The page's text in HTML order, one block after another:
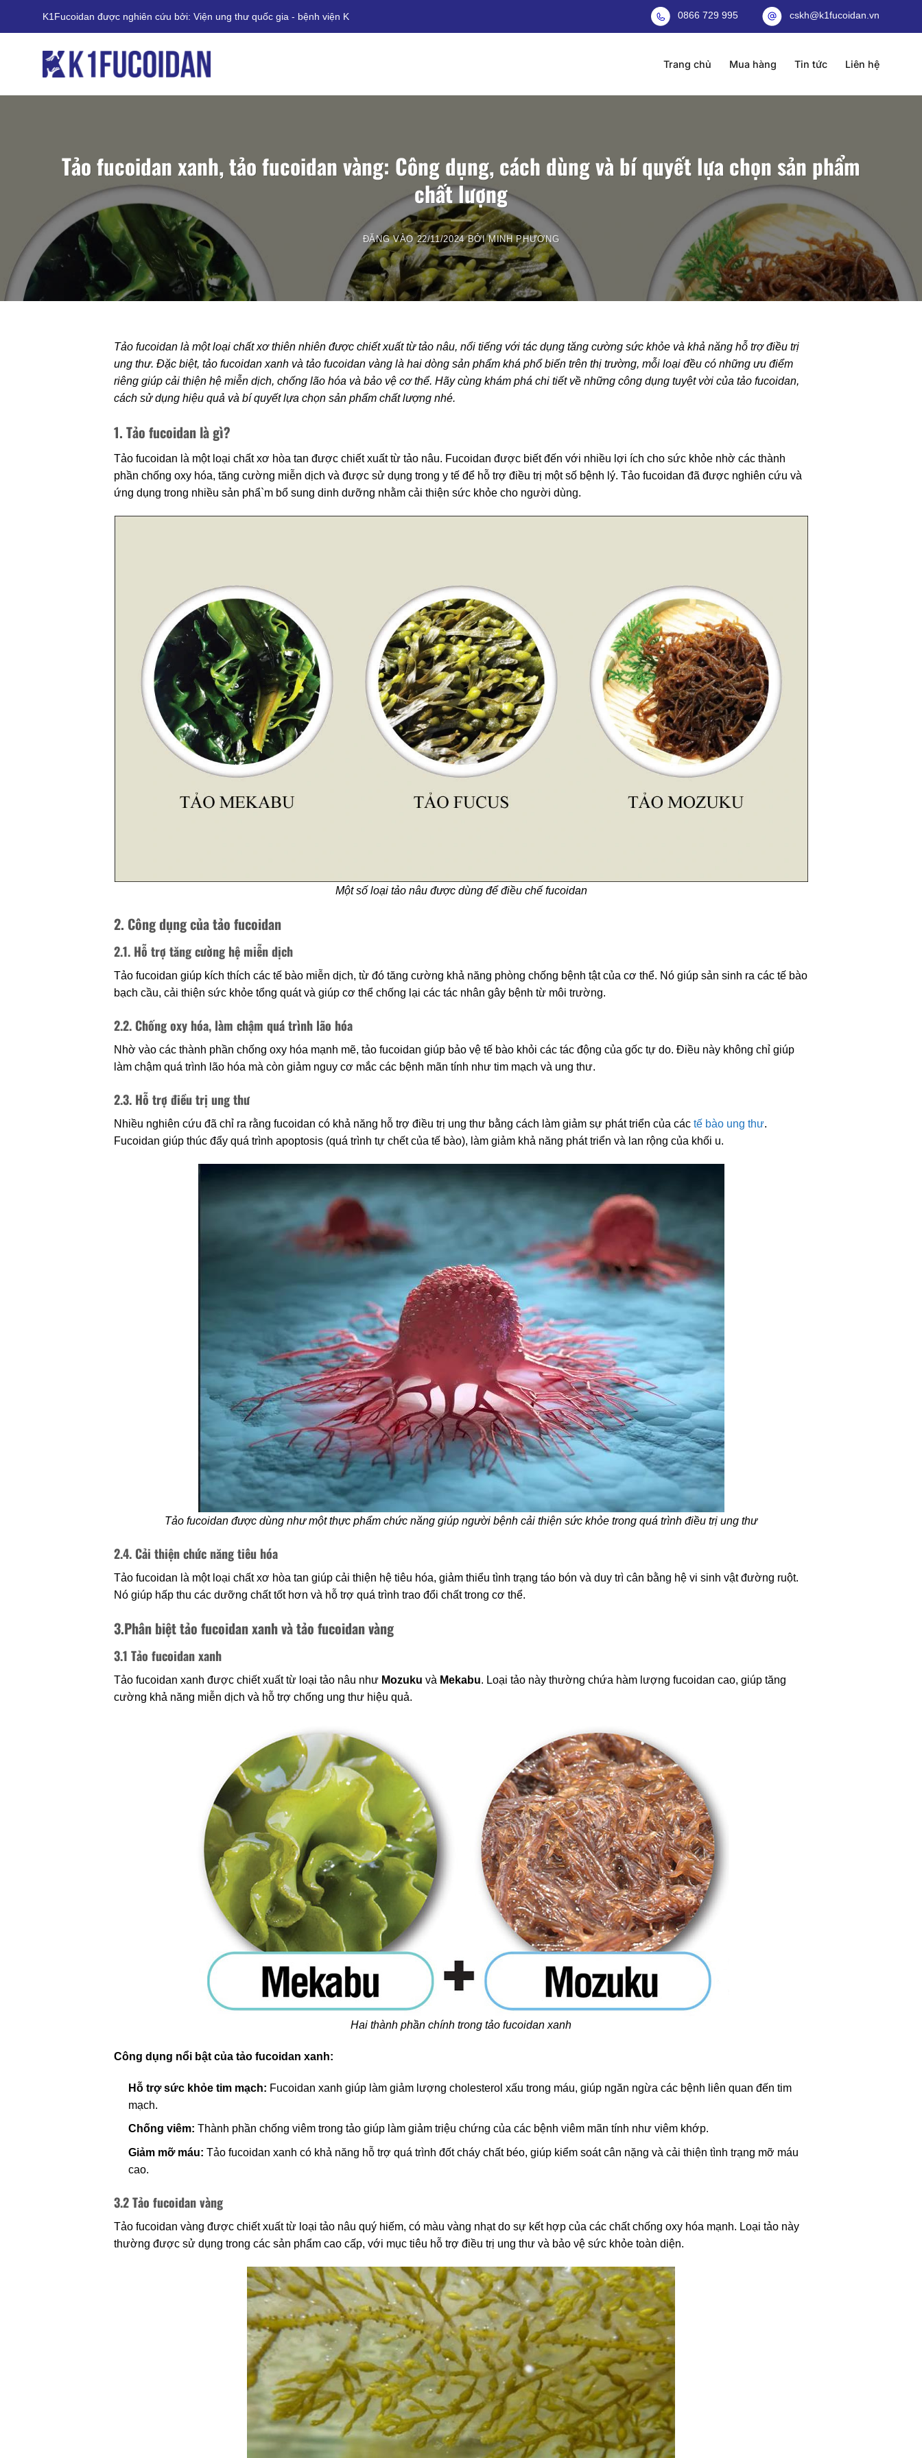
K1Fucoidan được nghiên cứu bởi: Viện ung thư quốc gia - bệnh viện K 0866 729 995 cskh@k1fucoidan.vn
Trang chủ Mua hàng Tin tức Liên hệ
Tảo fucoidan xanh, tảo fucoidan vàng: Công dụng, cách dùng và bí quyết lựa chọn sản phẩm
chất lượng
ĐĂNG VÀO22/11/2024 BỞIMINH PHƯƠNG
Tảo fucoidan là một loại chất xơ thiên nhiên được chiết xuất từ tảo nâu, nổi tiếng với tác dụng tăng cường sức khỏe và khả năng hỗ trợ điều trị
ung thư. Đặc biệt, tảo fucoidan xanh và tảo fucoidan vàng là hai dòng sản phẩm khá phổ biến trên thị trường, mỗi loại đều có những ưu điểm
riêng giúp cải thiện hệ miễn dịch, chống lão hóa và bảo vệ cơ thể. Hãy cùng khám phá chi tiết về những công dụng tuyệt vời của tảo fucoidan,
cách sử dụng hiệu quả và bí quyết lựa chọn sản phẩm chất lượng nhé.
1. Tảo fucoidan là gì?
Tảo fucoidan là một loại chất xơ hòa tan được chiết xuất từ tảo nâu. Fucoidan được biết đến với nhiều lợi ích cho sức khỏe nhờ các thành
phần chống oxy hóa, tăng cường miễn dịch và được sử dụng trong y tế để hỗ trợ điều trị một số bệnh lý. Tảo fucoidan đã được nghiên cứu và
ứng dụng trong nhiều sản phẩ`m bổ sung dinh dưỡng nhằm cải thiện sức khỏe cho người dùng.
Một số loại tảo nâu được dùng để điều chế fucoidan
2. Công dụng của tảo fucoidan
2.1. Hỗ trợ tăng cường hệ miễn dịch
Tảo fucoidan giúp kích thích các tế bào miễn dịch, từ đó tăng cường khả năng phòng chống bệnh tật của cơ thể. Nó giúp sản sinh ra các tế bào
bạch cầu, cải thiện sức khỏe tổng quát và giúp cơ thể chống lại các tác nhân gây bệnh từ môi trường.
2.2. Chống oxy hóa, làm chậm quá trình lão hóa
Nhờ vào các thành phần chống oxy hóa mạnh mẽ, tảo fucoidan giúp bảo vệ tế bào khỏi các tác động của gốc tự do. Điều này không chỉ giúp
làm chậm quá trình lão hóa mà còn giảm nguy cơ mắc các bệnh mãn tính như tim mạch và ung thư.
2.3. Hỗ trợ điều trị ung thư
Nhiều nghiên cứu đã chỉ ra rằng fucoidan có khả năng hỗ trợ điều trị ung thư bằng cách làm giảm sự phát triển của cáctế bào ung thư.
Fucoidan giúp thúc đẩy quá trình apoptosis (quá trình tự chết của tế bào), làm giảm khả năng phát triển và lan rộng của khối u.
Tảo fucoidan được dùng như một thực phẩm chức năng giúp người bệnh cải thiện sức khỏe trong quá trình điều trị ung thư
2.4. Cải thiện chức năng tiêu hóa
Tảo fucoidan là một loại chất xơ hòa tan giúp cải thiện hệ tiêu hóa, giảm thiểu tình trạng táo bón và duy trì cân bằng hệ vi sinh vật đường ruột.
Nó giúp hấp thu các dưỡng chất tốt hơn và hỗ trợ quá trình trao đổi chất trong cơ thể.
3.Phân biệt tảo fucoidan xanh và tảo fucoidan vàng
3.1 Tảo fucoidan xanh
Tảo fucoidan xanh được chiết xuất từ loại tảo nâu như Mozuku và Mekabu. Loại tảo này thường chứa hàm lượng fucoidan cao, giúp tăng
cường khả năng miễn dịch và hỗ trợ chống ung thư hiệu quả.
Hai thành phần chính trong tảo fucoidan xanh
Công dụng nổi bật của tảo fucoidan xanh:
Hỗ trợ sức khỏe tim mạch: Fucoidan xanh giúp làm giảm lượng cholesterol xấu trong máu, giúp ngăn ngừa các bệnh liên quan đến tim
mạch.
Chống viêm: Thành phần chống viêm trong tảo giúp làm giảm triệu chứng của các bệnh viêm mãn tính như viêm khớp.
Giảm mỡ máu: Tảo fucoidan xanh có khả năng hỗ trợ quá trình đốt cháy chất béo, giúp kiểm soát cân nặng và cải thiện tình trạng mỡ máu
cao.
3.2 Tảo fucoidan vàng
Tảo fucoidan vàng được chiết xuất từ loại tảo nâu quý hiếm, có màu vàng nhạt do sự kết hợp của các chất chống oxy hóa mạnh. Loại tảo này
thường được sử dụng trong các sản phẩm cao cấp, với mục tiêu hỗ trợ điều trị ung thư và bảo vệ sức khỏe toàn diện.